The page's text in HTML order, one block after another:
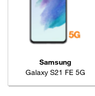
Samsung
Galaxy S21 FE 5G